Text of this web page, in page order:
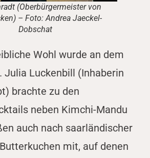
(Oberbürgermeister von
– Foto: Andrea Jaeckel-
Dobschat
Wohl wurde an dem
Julia Luckenbill (Inhaberin
brachte zu den
neben Kimchi-Mandu
auch nach saarländischer
mit, auf denen